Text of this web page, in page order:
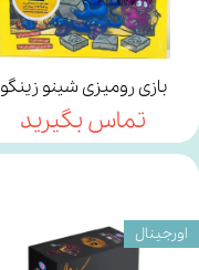
بازی رومیزی شینو زینگو
تماس بگیرید
اورجینال